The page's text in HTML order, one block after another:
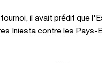
il avait prédit que
Iniesta contre les